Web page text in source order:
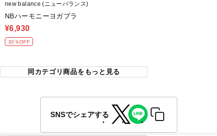
new balance (ニューバランス)
NBハーモニーヨガブラ
¥6,930
30％OFF
同カテゴリ商品をもっと見る
SNSでシェアする